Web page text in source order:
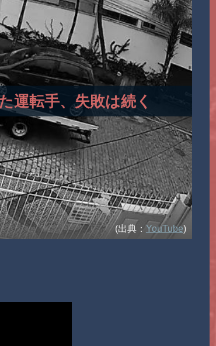
運転手、失敗は続く
(出典： YouTube)